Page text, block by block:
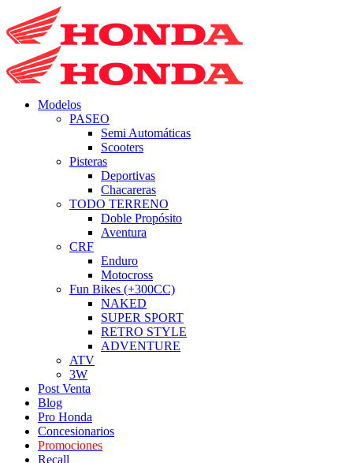
Modelos
PASEO
Semi Automáticas
Scooters
Pisteras
Deportivas
Chacareras
TODO TERRENO
Doble Propósito
Aventura
CRF
Enduro
Motocross
Fun Bikes (+300CC)
NAKED
SUPER SPORT
RETRO STYLE
ADVENTURE
ATV
3W
Post Venta
Blog
Pro Honda
Concesionarios
Promociones
Recall